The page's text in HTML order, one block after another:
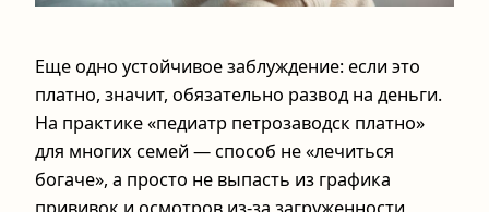
Еще одно устойчивое заблуждение: если это
платно, значит, обязательно развод на деньги.
На практике «педиатр петрозаводск платно»
для многих семей — способ не «лечиться
богаче», а просто не выпасть из графика